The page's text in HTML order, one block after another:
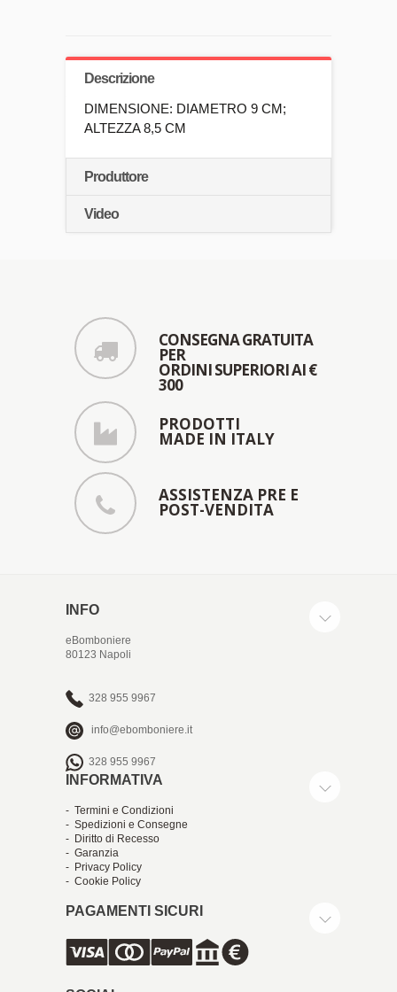
Descrizione
DIMENSIONE: DIAMETRO 9 CM;
ALTEZZA 8,5 CM
Produttore
Video
CONSEGNA GRATUITA
PER
ORDINI SUPERIORI AI €
300
PRODOTTI
MADE IN ITALY
ASSISTENZA PRE E
POST-VENDITA
INFO
eBomboniere
80123 Napoli
328 955 9967
info@ebomboniere.it
328 955 9967
INFORMATIVA
- Termini e Condizioni
- Spedizioni e Consegne
- Diritto di Recesso
- Garanzia
- Privacy Policy
- Cookie Policy
PAGAMENTI SICURI